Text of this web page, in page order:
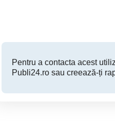
Pentru a contacta acest
Publi24.ro sau creează-ți